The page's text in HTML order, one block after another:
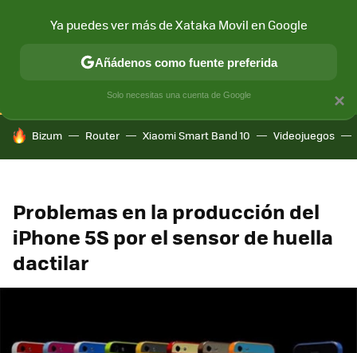
CONECTIVIDAD MÓVIL Y SOCIEDAD APLICACIONES
HOY SE HABLA DE
Bizum Router Xiaomi Smart Band 10 Videojuegos
Problemas en la producción del
iPhone 5S por el sensor de huella
dactilar
×
Ya puedes ver más de Xataka Movil en Google
Añádenos como fuente preferida
Solo necesitas una cuenta de Google